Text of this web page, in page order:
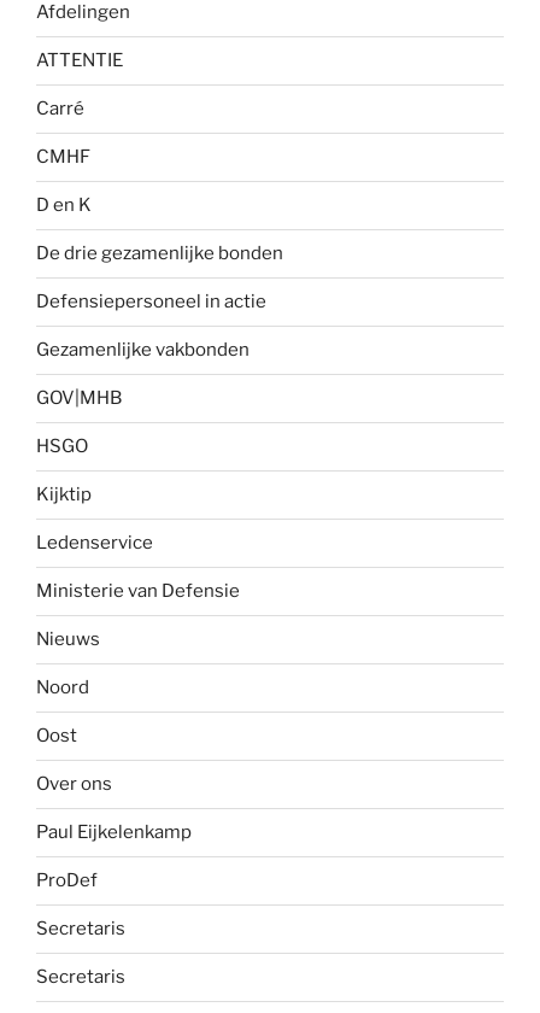
Afdelingen
ATTENTIE
Carré
CMHF
D en K
De drie gezamenlijke bonden
Defensiepersoneel in actie
Gezamenlijke vakbonden
GOV|MHB
HSGO
Kijktip
Ledenservice
Ministerie van Defensie
Nieuws
Noord
Oost
Over ons
Paul Eijkelenkamp
ProDef
Secretaris
Secretaris